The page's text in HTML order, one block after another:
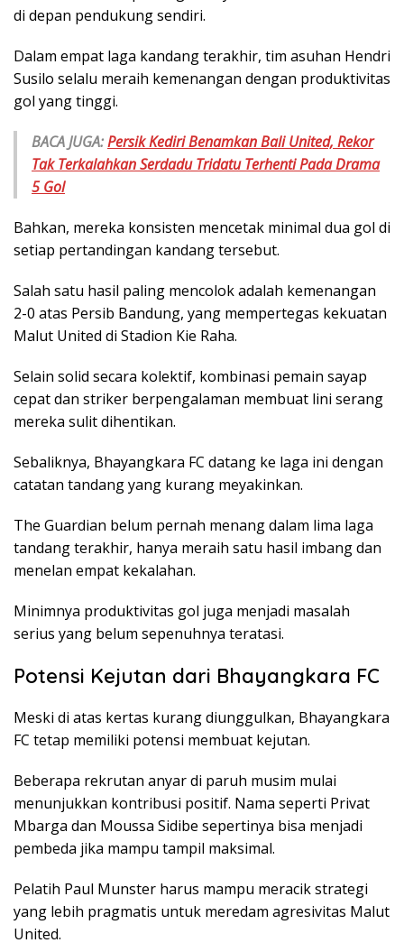
di depan pendukung sendiri.
Dalam empat laga kandang terakhir, tim asuhan Hendri
Susilo selalu meraih kemenangan dengan produktivitas
gol yang tinggi.
BACA JUGA:Persik Kediri Benamkan Bali United, Rekor
Tak Terkalahkan Serdadu Tridatu Terhenti Pada Drama
5 Gol
Bahkan, mereka konsisten mencetak minimal dua gol di
setiap pertandingan kandang tersebut.
Salah satu hasil paling mencolok adalah kemenangan
2-0 atas Persib Bandung, yang mempertegas kekuatan
Malut United di Stadion Kie Raha.
Selain solid secara kolektif, kombinasi pemain sayap
cepat dan striker berpengalaman membuat lini serang
mereka sulit dihentikan.
Sebaliknya, Bhayangkara FC datang ke laga ini dengan
catatan tandang yang kurang meyakinkan.
The Guardian belum pernah menang dalam lima laga
tandang terakhir, hanya meraih satu hasil imbang dan
menelan empat kekalahan.
Minimnya produktivitas gol juga menjadi masalah
serius yang belum sepenuhnya teratasi.
Potensi Kejutan dari Bhayangkara FC
Meski di atas kertas kurang diunggulkan, Bhayangkara
FC tetap memiliki potensi membuat kejutan.
Beberapa rekrutan anyar di paruh musim mulai
menunjukkan kontribusi positif. Nama seperti Privat
Mbarga dan Moussa Sidibe sepertinya bisa menjadi
pembeda jika mampu tampil maksimal.
Pelatih Paul Munster harus mampu meracik strategi
yang lebih pragmatis untuk meredam agresivitas Malut
United.